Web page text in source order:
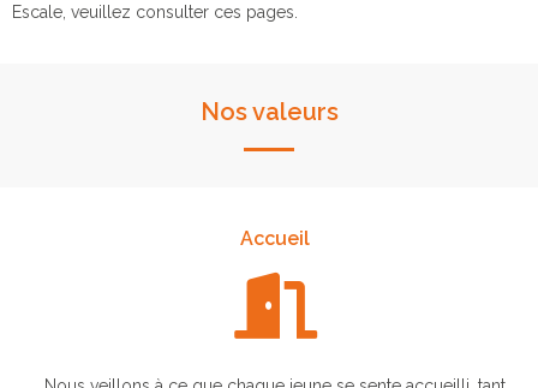
Escale, veuillez consulter ces pages.
Nos valeurs
Accueil